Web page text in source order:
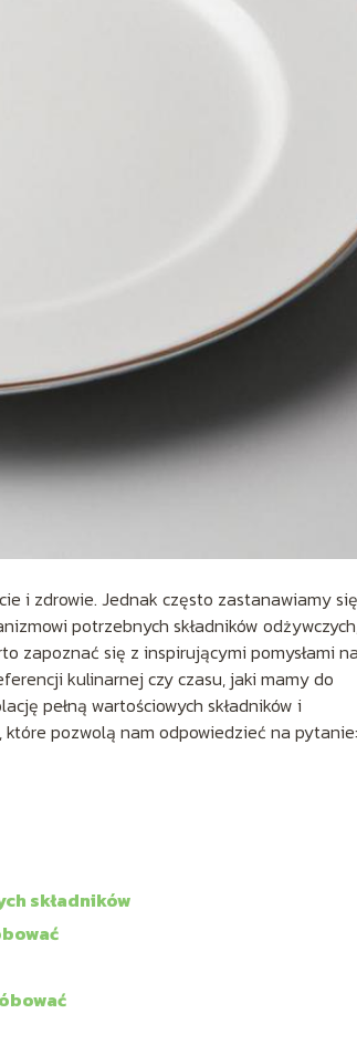
i zdrowie. Jednak często zastanawiamy
potrzebnych składników
zapoznać się z inspirującymi pomysłami na
kulinarnej czy czasu, jaki mamy do
pełną wartościowych składników i
pozwolą nam odpowiedzieć na
składników